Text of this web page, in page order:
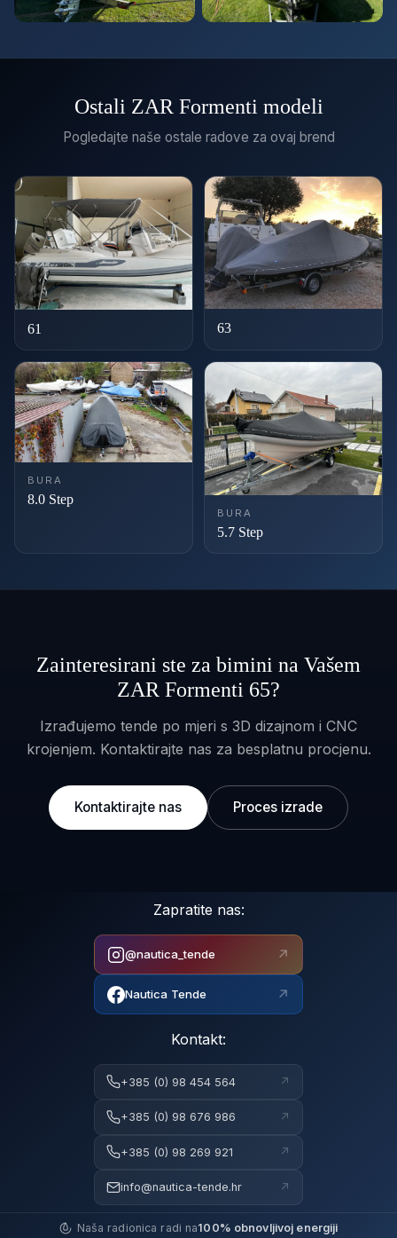
Ostali ZAR Formenti modeli
Pogledajte naše ostale radove za ovaj brend
61 63
BURA
8.0 Step
BURA
5.7 Step
Zainteresirani ste za bimini na Vašem
ZAR Formenti 65?
Izrađujemo tende po mjeri s 3D dizajnom i CNC
krojenjem. Kontaktirajte nas za besplatnu procjenu.
Kontaktirajte nas Proces izrade
Zapratite nas:
@nautica_tende ↗
Nautica Tende ↗
Kontakt:
+385 (0) 98 454 564 ↗
+385 (0) 98 676 986 ↗
+385 (0) 98 269 921 ↗
info@nautica-tende.hr ↗
Naša radionica radi na100% obnovljivoj energiji